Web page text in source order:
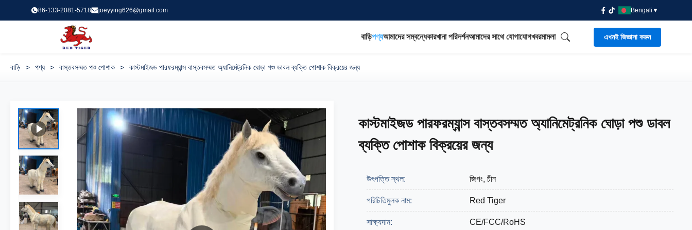
86-133-2081-5718 joeyying626@gmail.com Bengali ▼
বাড়িপণ্যআমাদের সম্বন্ধেকারখানা পরিদর্শনআমাদের সাথে যোগাযোগখবরমামলা এখনই জিজ্ঞাসা করুন
বাড়ি > পণ্য > বাস্তবসম্মত পশু পোশাক > কাস্টমাইজড পারফরম্যান্স বাস্তবসম্মত অ্যানিমেট্রনিক ঘোড়া পশু ডাবল ব্যক্তি পোশাক বিক্রয়ের জন্য
কাস্টমাইজড পারফরম্যান্স বাস্তবসম্মত অ্যানিমেট্রনিক ঘোড়া পশু ডাবল
ব্যক্তি পোশাক বিক্রয়ের জন্য
উৎপত্তি স্থল: জিগং, চীন
পরিচিতিমুলক নাম: Red Tiger
সাক্ষ্যদান: CE/FCC/RoHS